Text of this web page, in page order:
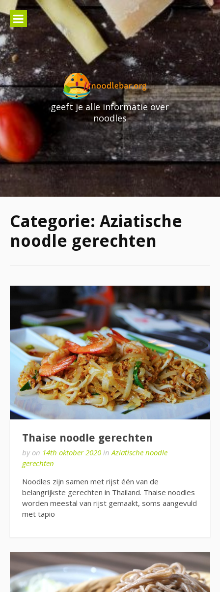
to
content
geeft je alle informatie over
noodles
Categorie: Aziatische
noodle gerechten
Thaise noodle gerechten
by on 14th oktober 2020 in Aziatische noodle
gerechten
Noodles zijn samen met rijst één van de
belangrijkste gerechten in Thailand. Thaise noodles
worden meestal van rijst gemaakt, soms aangevuld
met tapio